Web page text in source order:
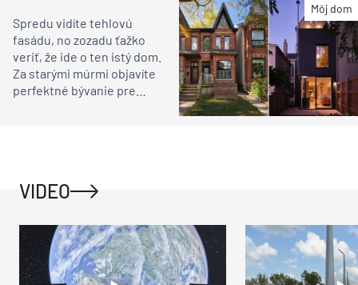
Môj dom
Spredu vidíte tehlovú
fasádu, no zozadu ťažko
veriť, že ide o ten istý dom.
Za starými múrmi objavíte
perfektné bývanie pre
VIDEO